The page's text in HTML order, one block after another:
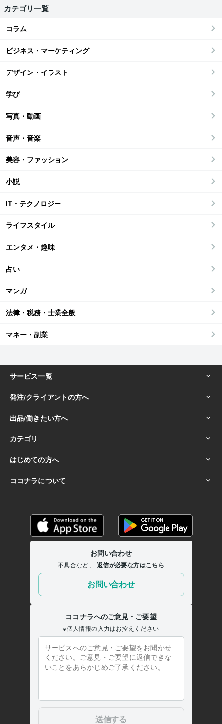
カテゴリ一覧
コラム
ビジネス・マーケティング
デザイン・イラスト
学び
写真・動画
音声・音楽
美容・ファッション
小説
IT・テクノロジー
ライフスタイル
エンタメ・趣味
占い
マンガ
法律・税務・士業全般
マネー・副業